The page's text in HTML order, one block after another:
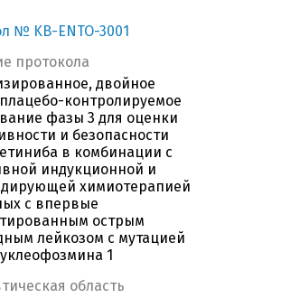
№ KB-ENTO-3001
протокола
двойное
контролируемое
фазы 3 для оценки
и безопасности
в комбинации с
индукционной и
химиотерапией
c впервые
острым
лейкозом c мутацией
1
область